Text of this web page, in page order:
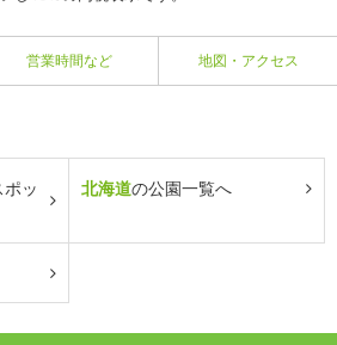
営業時間など 地図・アクセス
ッ
北海道の公園一覧へ